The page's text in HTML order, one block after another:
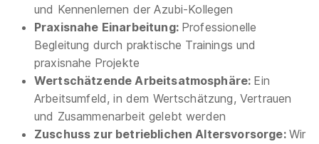
der Basalt-Actien-Gesellschaft
01.08.2026
76857 Albersweiler
Video
und Kennenlernen der Azubi-Kollegen
Praxisnahe Einarbeitung: Professionelle
Begleitung durch praktische Trainings und
praxisnahe Projekte
Wertschätzende Arbeitsatmosphäre: Ein
Arbeitsumfeld, in dem Wertschätzung, Vertrauen
und Zusammenarbeit gelebt werden
Zuschuss zur betrieblichen Altersvorsorge: Wir